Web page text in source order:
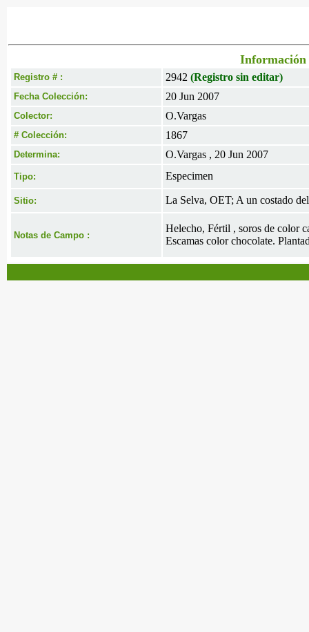
Información
Registro # : 2942 (Registro sin editar)
Fecha Colección: 20 Jun 2007
Colector: O.Vargas
# Colección: 1867
Determina: O.Vargas , 20 Jun 2007
Tipo: Especimen
Sitio: La Selva, OET; A un costado
Notas de Campo :
Helecho, Fértil , soros de color
Escamas color chocolate.